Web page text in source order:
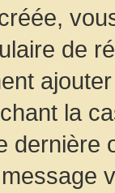
de
la
dernière